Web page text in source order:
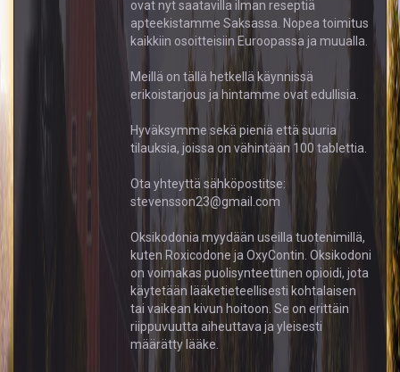
ovat nyt saatavilla ilman reseptiä
apteekistamme Saksassa. Nopea toimitus
kaikkiin osoitteisiin Euroopassa ja muualla.
Meillä on tällä hetkellä käynnissä
erikoistarjous ja hintamme ovat edullisia.
Hyväksymme sekä pieniä että suuria
tilauksia, joissa on vähintään 100 tablettia.
Ota yhteyttä sähköpostitse:
stevensson23@gmail.com
Oksikodonia myydään useilla tuotenimillä,
kuten Roxicodone ja OxyContin. Oksikodoni
on voimakas puolisynteettinen opioidi, jota
käytetään lääketieteellisesti kohtalaisen
tai vaikean kivun hoitoon. Se on erittäin
riippuvuutta aiheuttava ja yleisesti
määrätty lääke.